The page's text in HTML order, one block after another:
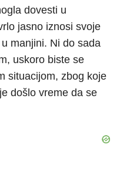
dovesti u
jasno iznosi svoje
manjini. Ni do sada
uskoro biste se
situacijom, zbog koje
došlo vreme da se